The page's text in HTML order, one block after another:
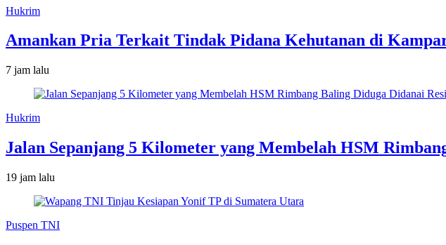
Hukrim
Amankan Pria Terkait Tindak Pidana Kehutanan di
7 jam lalu
Hukrim
Jalan Sepanjang 5 Kilometer yang Membelah HSM
19 jam lalu
Puspen TNI